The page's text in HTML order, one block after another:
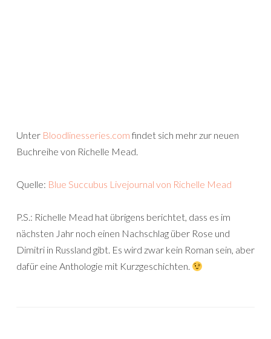
Unter Bloodlinesseries.com findet sich mehr zur neuen
Buchreihe von Richelle Mead.
Quelle: Blue Succubus Livejournal von Richelle Mead
P.S.: Richelle Mead hat übrigens berichtet, dass es im
nächsten Jahr noch einen Nachschlag über Rose und
Dimitri in Russland gibt. Es wird zwar kein Roman sein, aber
dafür eine Anthologie mit Kurzgeschichten.